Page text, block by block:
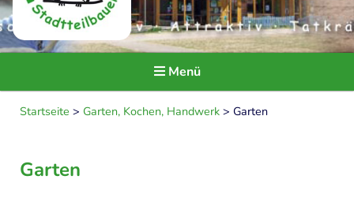
Menü
Seitendarstellung ändern
ÜBER UNS
Startseite > Garten, Kochen, Handwerk > Garten
Garten